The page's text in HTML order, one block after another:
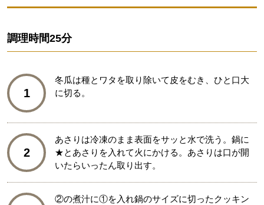
調理時間25分
1
冬瓜は種とワタを取り除いて皮をむき、ひと口大
に切る。
2
あさりは冷凍のまま表面をサッと水で洗う。鍋に
★とあさりを入れて火にかける。あさりは口が開
いたらいったん取り出す。
②の煮汁に①を入れ鍋のサイズに切ったクッキン